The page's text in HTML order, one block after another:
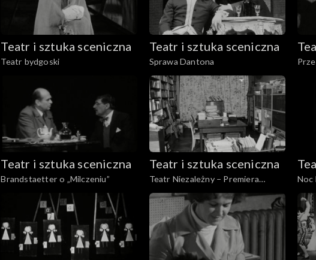
Teatr i sztuka sceniczna
Teatr bydgoski
Teatr i sztuka sceniczna
Sprawa Dantona
Teatr i sztuka sceniczna
Brandstaetter o „Milczeniu”
Teatr i sztuka sceniczna
Teatr Niezależny – Premiera
„Balladyny”
Noc